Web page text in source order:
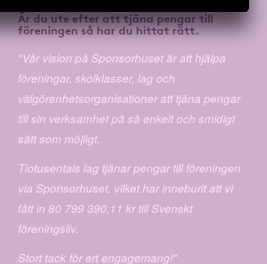
Är du ute efter atttjäna pengar till
föreningenså har du hittat rätt.
"Vår vision på Sponsorhuset är att hjälpa
föreningar, skolklasser, lag och
välgörenhetsorganisationer att tjäna pengar
till sin verksamhet på så enkelt och smidigt
sätt som möjligt.
Tiotusentals lag tjänar pengar till föreningen
via Sponsorhuset. vilket har inneburit att vi
fått in 80 799 390,11 kr till Svenskt
föreningsliv.
Stort tack för ert engagemang!"